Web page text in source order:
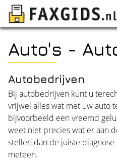
Auto's -
Autobedrijven
Bij autobedrijven kunt u
vrijwel alles wat met uw auto
bijvoorbeeld een vreemd
weet niet precies wat er aan
stellen dan de juiste
meteen.